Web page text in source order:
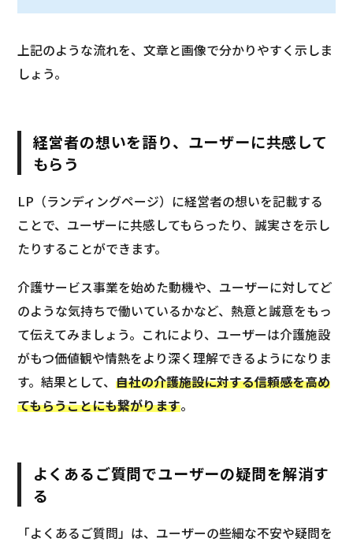
上記のような流れを、文章と画像で分かりやすく示しま
しょう。
経営者の想いを語り、ユーザーに共感して
もらう
LP（ランディングページ）に経営者の想いを記載する
ことで、ユーザーに共感してもらったり、誠実さを示し
たりすることができます。
介護サービス事業を始めた動機や、ユーザーに対してど
のような気持ちで働いているかなど、熱意と誠意をもっ
て伝えてみましょう。これにより、ユーザーは介護施設
がもつ価値観や情熱をより深く理解できるようになりま
す。結果として、自社の介護施設に対する信頼感を高め
てもらうことにも繋がります。
よくあるご質問でユーザーの疑問を解消す
る
「よくあるご質問」は、ユーザーの些細な不安や疑問を